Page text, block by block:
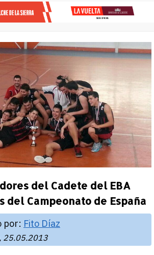
del Cadete del EBA
del Campeonato de España
por: Fito Díaz
25.05.2013